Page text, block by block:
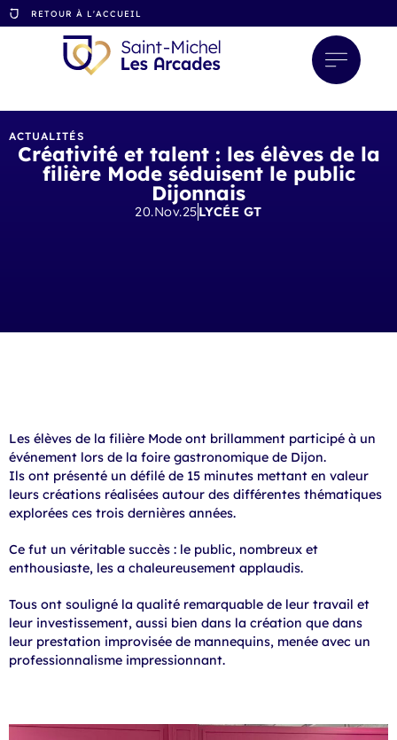
RETOUR À L'ACCUEIL
ACTUALITÉS
Créativité et talent : les élèves de la
filière Mode séduisent le public
Dijonnais
20.Nov.25LYCÉE GT
Les élèves de la filière Mode ont brillamment participé à un
événement lors de la foire gastronomique de Dijon.
Ils ont présenté un défilé de 15 minutes mettant en valeur
leurs créations réalisées autour des différentes thématiques
explorées ces trois dernières années.
Ce fut un véritable succès : le public, nombreux et
enthousiaste, les a chaleureusement applaudis.
Tous ont souligné la qualité remarquable de leur travail et
leur investissement, aussi bien dans la création que dans
leur prestation improvisée de mannequins, menée avec un
professionnalisme impressionnant.